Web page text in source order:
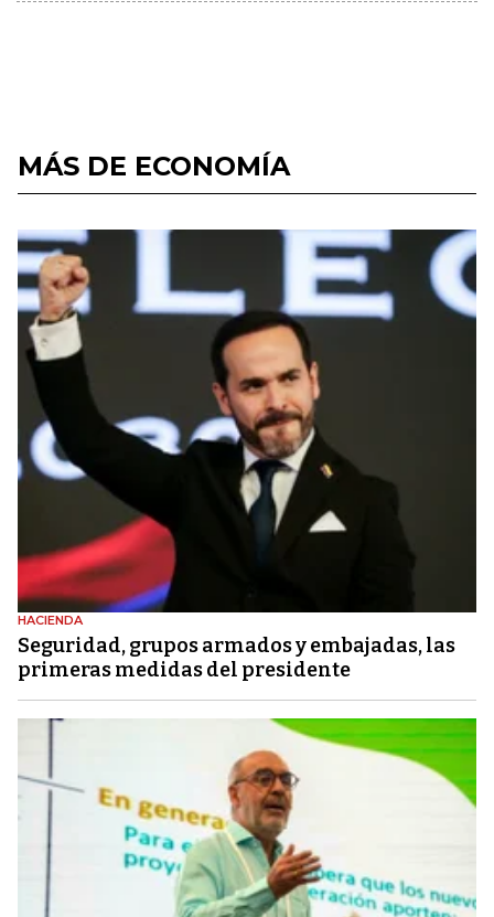
MÁS DE ECONOMÍA
HACIENDA
Seguridad, grupos armados y embajadas, las
primeras medidas del presidente